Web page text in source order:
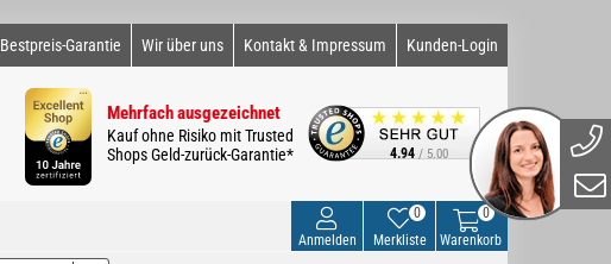
Bestpreis-Garantie Wir über uns Kontakt & Impressum Kunden-Login
Mehrfach ausgezeichnet
Kauf ohne Risiko mit Trusted
Shops Geld-zurück-Garantie*
4.94 / 5.00
0
Warenkorb
Merkliste
0
Anmelden